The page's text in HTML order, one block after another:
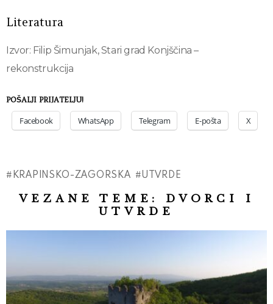
Literatura
Izvor: Filip Šimunjak, Stari grad Konjščina –
rekonstrukcija
POŠALJI PRIJATELJU!
Facebook WhatsApp Telegram E-pošta X
KRAPINSKO-ZAGORSKA UTVRDE
VEZANE TEME: DVORCI I
UTVRDE